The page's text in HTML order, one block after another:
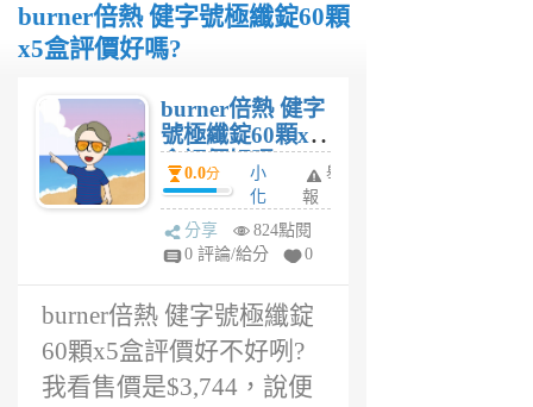
burner倍熱 健字號極纖錠60顆
x5盒評價好嗎?
burner倍熱 健字
號極纖錠60顆x5
盒評價好嗎?
0.0分
小
化
6
年
舉
報
分享
824點閱
0 評論/給分
0
burner倍熱 健字號極纖錠
60顆x5盒評價好不好咧?
我看售價是$3,744，說便